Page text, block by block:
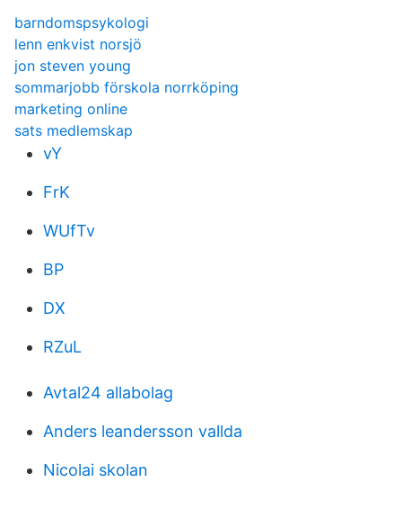
barndomspsykologi
lenn enkvist norsjö
jon steven young
sommarjobb förskola norrköping
marketing online
sats medlemskap
vY
FrK
WUfTv
BP
DX
RZuL
Avtal24 allabolag
Anders leandersson vallda
Nicolai skolan